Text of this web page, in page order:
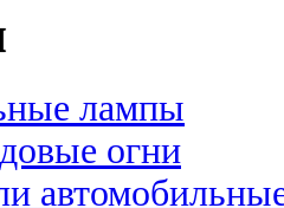
лампы
огни